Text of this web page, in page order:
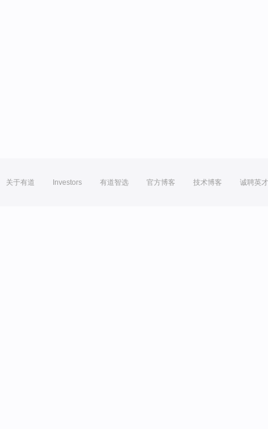
关于有道 Investors 有道智选 官方博客 技术博客 诚聘英才